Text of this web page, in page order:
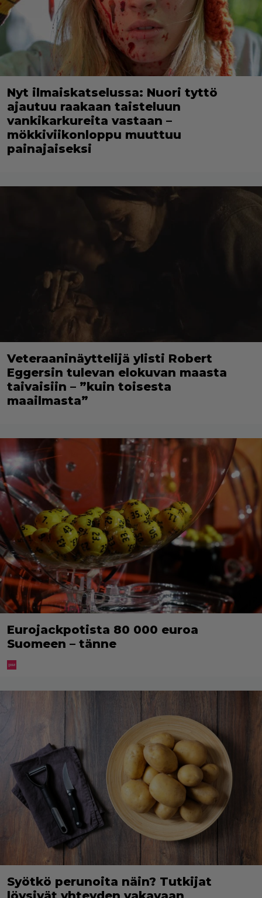
Nyt ilmaiskatselussa: Nuori tyttö
ajautuu raakaan taisteluun
vankikarkureita vastaan –
mökkiviikonloppu muuttuu
painajaiseksi
Veteraaninäyttelijä ylisti Robert
Eggersin tulevan elokuvan maasta
taivaisiin – ”kuin toisesta
maailmasta”
Eurojackpotista 80 000 euroa
Suomeen – tänne
Syötkö perunoita näin? Tutkijat